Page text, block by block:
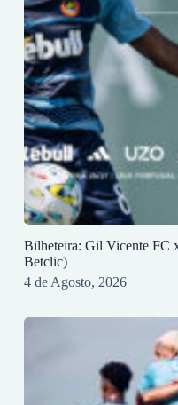
Bilheteira: Gil Vicente FC
Betclic)
4 de Agosto, 2026